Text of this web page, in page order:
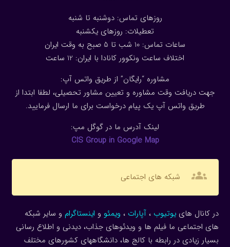
روزهای تماس: دوشنبه تا شنبه
تعطیلات: روزهای یکشنبه
ساعات تماس: 10 شب تا 5 صبح به وقت ایران
اختلاف ساعت ونکوور کانادا با ایران: 1 2 ساعت
مشاوره “رایگان” از طریق واتس آپ:
جهت دریافت وقت مشاوره و تعیین مشاور تحصیلی، لطفا ابتدا از
طریق واتس آپ یک پیام درخواست برای ما ارسال فرمایید.
لینک آدرس ما در گوگل مپ:
CIS Group in Google Map
groups شبکه های اجتماعی
در کانال هاییوتیوب ، آپارات ، ویمئو و اینستاگرام و سایر شبکه
های اجتماعی ما فیلم ها و ویدئوهای جذاب، دیدنی و اطلاع رسانی
بسیار زیادی در رابطه با کالج ها، دانشگاههای کشورهای مختلف